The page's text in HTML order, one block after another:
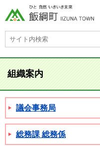
組織案内
議会事務局
総務課 総務係